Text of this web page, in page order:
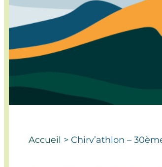
Accueil > Chirv’athlon –